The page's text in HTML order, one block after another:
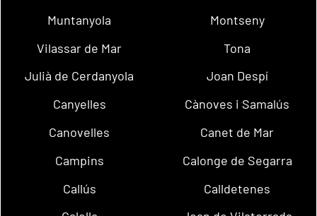
Muntanyola
Montseny
Vilassar de Mar
Tona
Julià de Cerdanyola
Joan Despí
Canyelles
Cànoves i Samalús
Canovelles
Canet de Mar
Campins
Calonge de Segarra
Callús
Calldetenes